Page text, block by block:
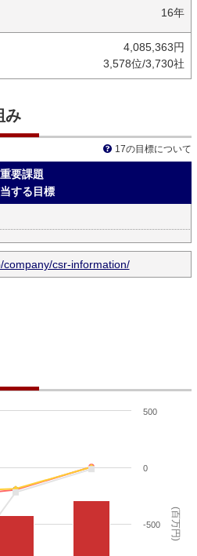
16年
4,085,363円
3,578位/3,730社
み
17の目標について
重要課題
する目標
company/csr-information/
(百万円)
-500
0
500